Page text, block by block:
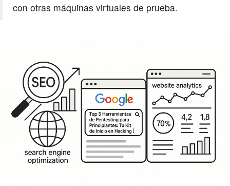
con otras máquinas virtuales de prueba.